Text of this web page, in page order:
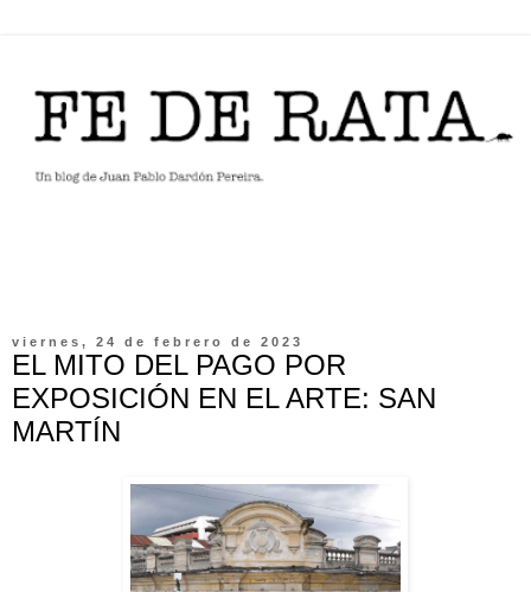
viernes, 24 de febrero de 2023
EL MITO DEL PAGO POR
EXPOSICIÓN EN EL ARTE: SAN
MARTÍN